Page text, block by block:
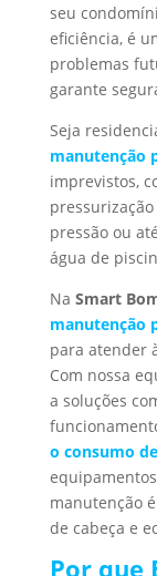
seu
eficiência, é
problemas
garante
Seja
manutenção
imprevistos,
pressão ou
água de
Na Smart
manutenção
para atender
Com nossa
a soluções
o consumo
manutenção
de cabeça e
Por que